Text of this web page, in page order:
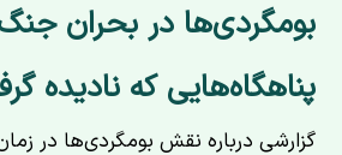
بومگردی‌ها در بحران
پناهگاه‌هایی که نادیده
گزارشی درباره نقش بومگردی‌ها در